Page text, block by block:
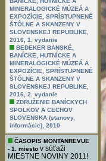
MINERALOGICKÉ MÚZEÁ A
EXPOZÍCIE, SPRÍSTUPNENÉ
ŠTÔLNE A SKANZENY V
SLOVENSKEJ REPUBLIKE,
2016, 1. vydanie
BEDEKER BANSKÉ,
BANÍCKE, HUTNÍCKE A
MINERALOGICKÉ MÚZEÁ A
EXPOZÍCIE, SPRÍSTUPNENÉ
ŠTÔLNE A SKANZENY V
SLOVENSKEJ REPUBLIKE,
2016, 2. vydanie
ZDRUŽENIE BANÍCKYCH
SPOLKOV A CECHOV
SLOVENSKA (stanovy,
informácie), 2010
ČASOPIS MONTANREVUE
- 1. miesto v súťaži
MIESTNE NOVINY 2011!